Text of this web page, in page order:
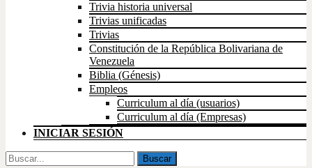
Trivia historia universal
Trivias unificadas
Trivias
Constitución de la República Bolivariana de
Venezuela
Biblia (Génesis)
Empleos
Curriculum al día (usuarios)
Curriculum al día (Empresas)
INICIAR SESIÓN
Buscar